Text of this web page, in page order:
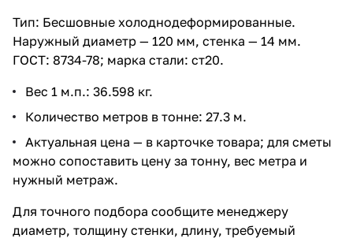
Тип: Бесшовные холоднодеформированные.
Наружный диаметр — 120 мм, стенка — 14 мм.
ГОСТ: 8734-78; марка стали: ст20.
Вес 1 м.п.: 36.598 кг.
Количество метров в тонне: 27.3 м.
Актуальная цена — в карточке товара; для сметы
можно сопоставить цену за тонну, вес метра и
нужный метраж.
Для точного подбора сообщите менеджеру
диаметр, толщину стенки, длину, требуемый